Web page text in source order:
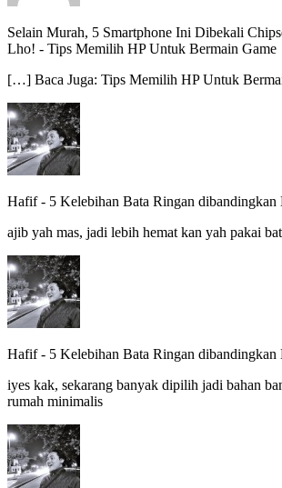
Selain Murah, 5 Smartphone Ini Dibekali
Lho! - Tips Memilih HP Untuk Bermain Game
[…] Baca Juga: Tips Memilih HP Untuk
Hafif- 5 Kelebihan Bata Ringan dibandingkan
ajib yah mas, jadi lebih hemat kan yah pakai
Hafif- 5 Kelebihan Bata Ringan dibandingkan
iyes kak, sekarang banyak dipilih jadi bahan
rumah minimalis